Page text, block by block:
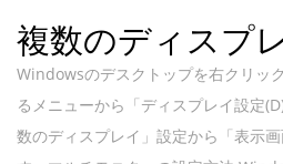
複数のディスプ
Windowsのデスクトップを右クリッ
るメニューから「ディスプレイ設定
数のディスプレイ」設定から「表示